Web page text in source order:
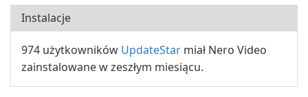
Instalacje
974 użytkowników UpdateStar miał Nero Video
zainstalowane w zeszłym miesiącu.